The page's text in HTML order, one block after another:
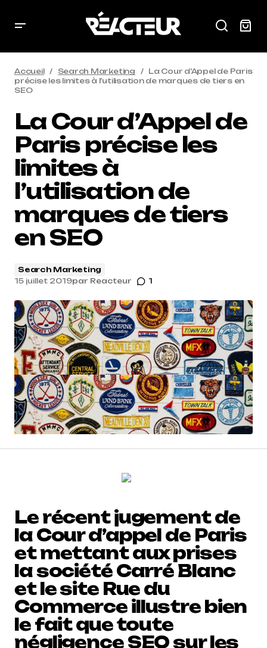
Accueil Search Marketing
La Cour d’Appel de Paris
précise les limites à l’utilisation de marques de tiers en
SEO
La Cour d’Appel de
Paris précise les
limites à
l’utilisation de
marques de tiers
en SEO
Search Marketing
15 juillet 2019par Reacteur 1
Le récent jugement de
la Cour d’appel de Paris
et mettant aux prises
la société Carré Blanc
et le site Rue du
Commerce illustre bien
le fait que toute
négligence SEO sur les